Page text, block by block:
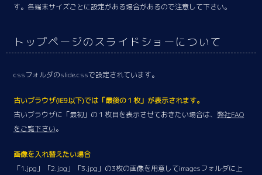
す。各端末サイズごとに設定がある場合があるので注意して下さい。
トップページのスライドショーについて
cssフォルダのslide.cssで設定されています。
古いブラウザ(IE9以下)では「最後の１枚」が表示されます。
古いブラウザに「最初」の１枚目を表示させておきたい場合は、 弊社FAQ
をご覧下さい。
画像を入れ替えたい場合
「1.jpg」「2.jpg」「3.jpg」の3枚の画像を用意してimagesフォルダに上